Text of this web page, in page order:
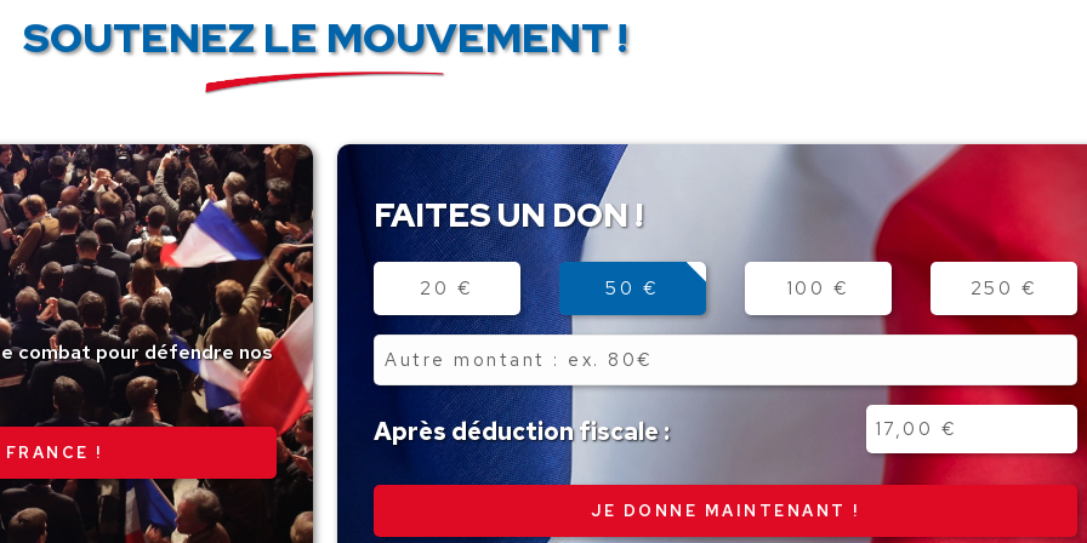
SOUTENEZ LE MOUVEMENT !
combat pour défendre nos
!
FAITES UN DON !
Montant
20 € 50 € 100 € 250 €
Autre
montant
Après déduction fiscale :